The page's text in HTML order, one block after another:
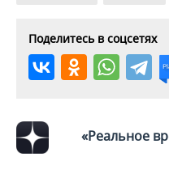
Поделитесь в соцсетях
«Реальное